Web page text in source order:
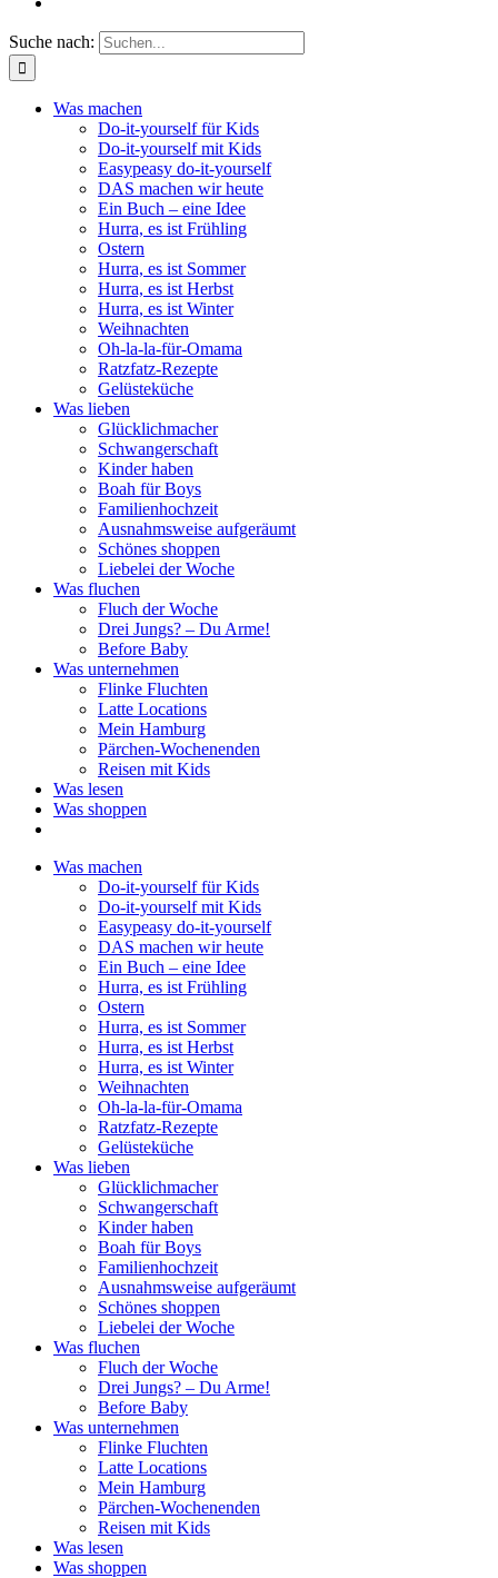
Suche nach:
Was machen
Do-it-yourself für Kids
Do-it-yourself mit Kids
Easypeasy do-it-yourself
DAS machen wir heute
Ein Buch – eine Idee
Hurra, es ist Frühling
Ostern
Hurra, es ist Sommer
Hurra, es ist Herbst
Hurra, es ist Winter
Weihnachten
Oh-la-la-für-Omama
Ratzfatz-Rezepte
Gelüsteküche
Was lieben
Glücklichmacher
Schwangerschaft
Kinder haben
Boah für Boys
Familienhochzeit
Ausnahmsweise aufgeräumt
Schönes shoppen
Liebelei der Woche
Was fluchen
Fluch der Woche
Drei Jungs? – Du Arme!
Before Baby
Was unternehmen
Flinke Fluchten
Latte Locations
Mein Hamburg
Pärchen-Wochenenden
Reisen mit Kids
Was lesen
Was shoppen
Was machen
Do-it-yourself für Kids
Do-it-yourself mit Kids
Easypeasy do-it-yourself
DAS machen wir heute
Ein Buch – eine Idee
Hurra, es ist Frühling
Ostern
Hurra, es ist Sommer
Hurra, es ist Herbst
Hurra, es ist Winter
Weihnachten
Oh-la-la-für-Omama
Ratzfatz-Rezepte
Gelüsteküche
Was lieben
Glücklichmacher
Schwangerschaft
Kinder haben
Boah für Boys
Familienhochzeit
Ausnahmsweise aufgeräumt
Schönes shoppen
Liebelei der Woche
Was fluchen
Fluch der Woche
Drei Jungs? – Du Arme!
Before Baby
Was unternehmen
Flinke Fluchten
Latte Locations
Mein Hamburg
Pärchen-Wochenenden
Reisen mit Kids
Was lesen
Was shoppen